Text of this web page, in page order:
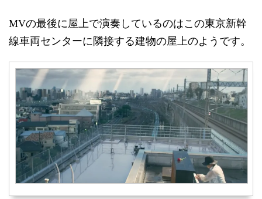
MVの最後に屋上で演奏しているのはこの東京新幹
線車両センターに隣接する建物の屋上のようです。